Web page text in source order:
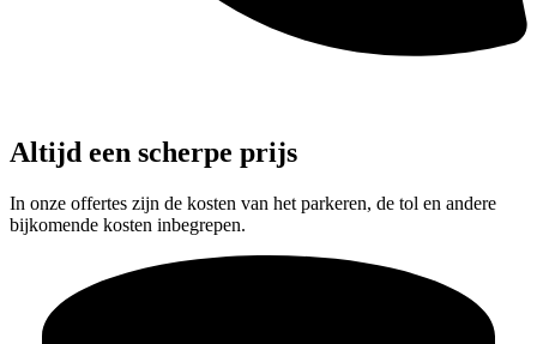
Altijd een scherpe prijs
In onze offertes zijn de kosten van het parkeren, de tol en andere
bijkomende kosten inbegrepen.